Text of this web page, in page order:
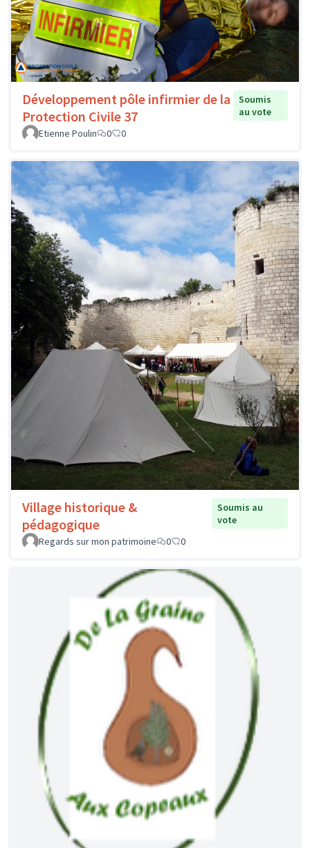
Développement pôle infirmier de la
Protection Civile 37
Soumis
au vote
Etienne Poulin
0 0
Village historique &
pédagogique
Soumis au
vote
Regards sur mon patrimoine
0 0